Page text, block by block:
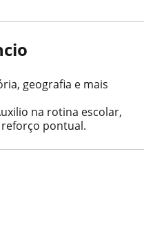
geografia e mais
na rotina escolar,
pontual.